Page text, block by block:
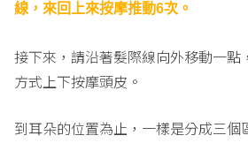
線，來回上來按摩推動6次。
接下來，請沿著髮際線向外移動一點
方式上下按摩頭皮。
到耳朵的位置為止，一樣是分成三個